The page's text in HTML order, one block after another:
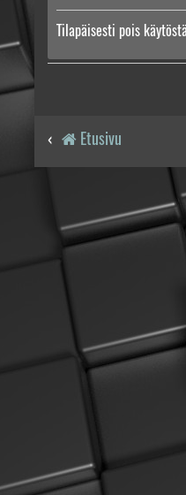
Tilapäisesti pois käytöstä
Etusivu